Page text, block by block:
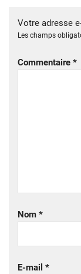
Votre adresse
Les champs
Commentaire *
Nom *
E-mail *